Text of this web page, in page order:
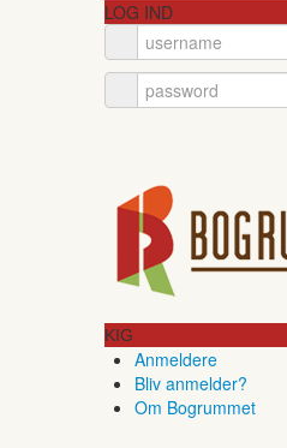
LOG IND
KIG
Anmeldere
Bliv anmelder?
Om Bogrummet